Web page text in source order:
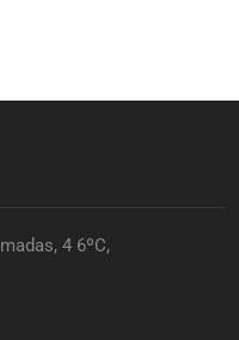
4 6ºC,